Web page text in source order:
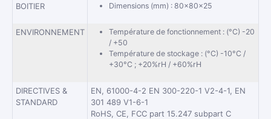
BOITIER Dimensions (mm) : 80x80x25
ENVIRONNEMENT
Température de fonctionnement : (°C) -20
/ +50
Température de stockage : (°C) -10°C /
+30°C ; +20%rH / +60%rH
DIRECTIVES &
STANDARD
EN, 61000-4-2 EN 300-220-1 V2-4-1, EN
301 489 V1-6-1
RoHS, CE, FCC part 15.247 subpart C